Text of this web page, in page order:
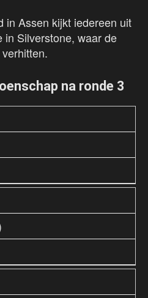
in Assen kijkt iedereen uit
in Silverstone, waar de
na ronde 3